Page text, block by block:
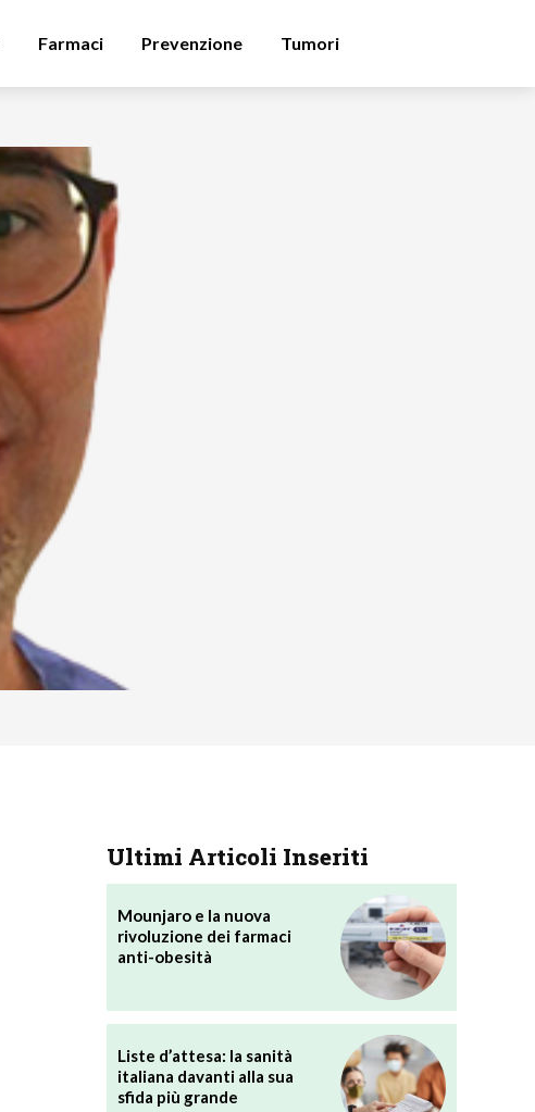
Farmaci Prevenzione Tumori
Ultimi Articoli Inseriti
Mounjaro e la nuova
rivoluzione dei farmaci
anti-obesità
Liste d’attesa: la sanità
italiana davanti alla sua
sfida più grande